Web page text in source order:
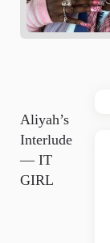
Aliyah’s
Interlude
— IT
GIRL